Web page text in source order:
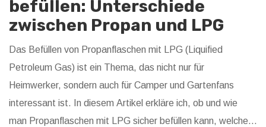
befüllen: Unterschiede
zwischen Propan und LPG
Das Befüllen von Propanflaschen mit LPG (Liquified
Petroleum Gas) ist ein Thema, das nicht nur für
Heimwerker, sondern auch für Camper und Gartenfans
interessant ist. In diesem Artikel erkläre ich, ob und wie
man Propanflaschen mit LPG sicher befüllen kann, welche